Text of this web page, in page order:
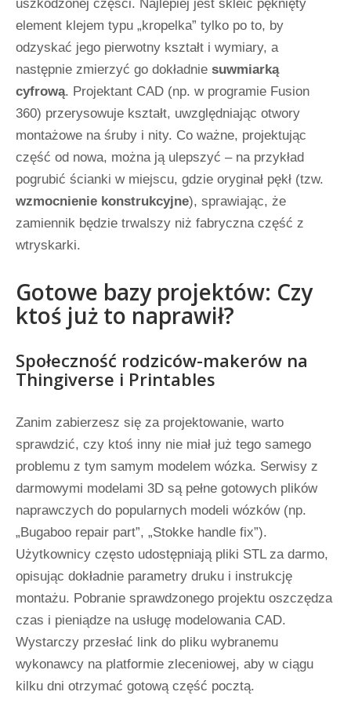
uszkodzonej części. Najlepiej jest skleić pęknięty
element klejem typu „kropelka” tylko po to, by
odzyskać jego pierwotny kształt i wymiary, a
następnie zmierzyć go dokładnie suwmiarką
cyfrową. Projektant CAD (np. w programie Fusion
360) przerysowuje kształt, uwzględniając otwory
montażowe na śruby i nity. Co ważne, projektując
część od nowa, można ją ulepszyć – na przykład
pogrubić ścianki w miejscu, gdzie oryginał pękł (tzw.
wzmocnienie konstrukcyjne), sprawiając, że
zamiennik będzie trwalszy niż fabryczna część z
wtryskarki.
Gotowe bazy projektów: Czy
ktoś już to naprawił?
Społeczność rodziców-makerów na
Thingiverse i Printables
Zanim zabierzesz się za projektowanie, warto
sprawdzić, czy ktoś inny nie miał już tego samego
problemu z tym samym modelem wózka. Serwisy z
darmowymi modelami 3D są pełne gotowych plików
naprawczych do popularnych modeli wózków (np.
„Bugaboo repair part”, „Stokke handle fix”).
Użytkownicy często udostępniają pliki STL za darmo,
opisując dokładnie parametry druku i instrukcję
montażu. Pobranie sprawdzonego projektu oszczędza
czas i pieniądze na usługę modelowania CAD.
Wystarczy przesłać link do pliku wybranemu
wykonawcy na platformie zleceniowej, aby w ciągu
kilku dni otrzymać gotową część pocztą.